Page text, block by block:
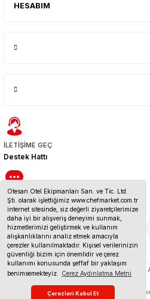
Otesan Otel Ekipmanları San. ve Tic. Ltd.
Şti. olarak işlettiğimiz www.chefmarket.com.tr
internet sitesinde, siz değerli ziyaretçilerimize
daha iyi bir alışveriş deneyimi sunmak,
hizmetlerimizi geliştirmek ve kullanım
alışkanlıklarını analiz etmek amacıyla
çerezler kullanılmaktadır. Kişisel verilerinizin
güvenliği bizim için önemlidir ve çerez
kullanımı konusunda şeffaf bir yaklaşım
benimsemekteyiz.
Çerez Aydınlatma Metni
Çerezleri Kabul Et
HESABIM
İLETİŞİME GEÇ
Destek Hattı
BİZE ULAŞIN
İletişim Bilgileri
© 2025
Çerez Politikası KVKK